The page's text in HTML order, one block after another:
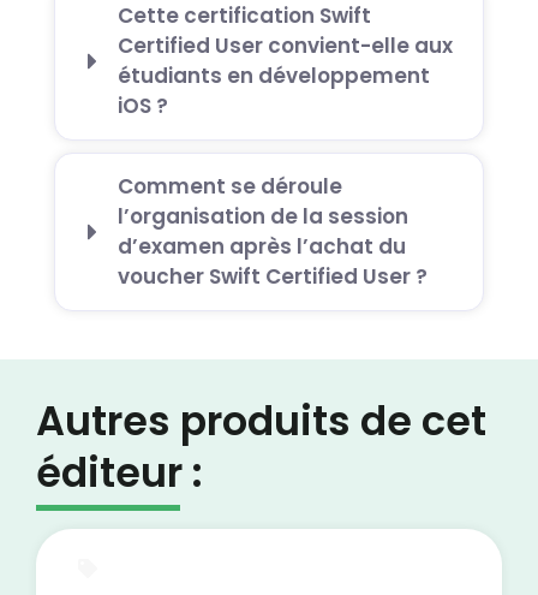
Cette certification Swift
Certified User convient-elle aux
étudiants en développement
iOS ?
Comment se déroule
l’organisation de la session
d’examen après l’achat du
voucher Swift Certified User ?
Autres produits de cet
éditeur :